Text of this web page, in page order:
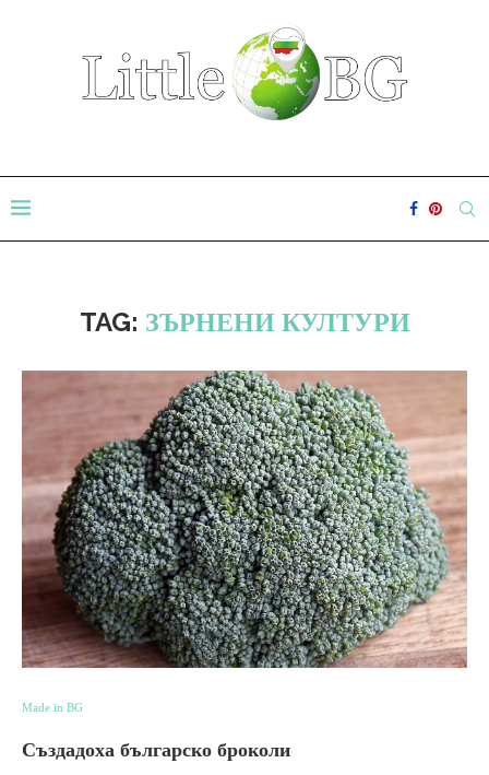
TAG: ЗЪРНЕНИ КУЛТУРИ
Made in BG
Създадоха българско броколи